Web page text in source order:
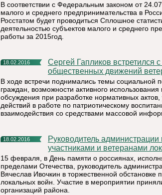
В соответствии с Федеральным законом от
малого и среднего предпринимательства в
Росстатом будет проводиться Сплошное
деятельностью субъектов малого и среднего
работы за 2015год.
18.02.2016
Сергей Гапликов встретился с представителями
общественных движений
В ходе встречи поднимались темы социальной
граждан, возможности активного
обсуждения при разработке нормативных
действий в работе по патриотическому
взаимодействия со средствами массовой
18.02.2016
Руководитель администрации муниципалитета встретился с
участниками и ветеранами
15 февраля, в День памяти о россиянах,
пределами Отечества, руководитель
Вячеслав Ивочкин в торжественной обстановке
локальных войн. Участие в мероприятии
организаций района.